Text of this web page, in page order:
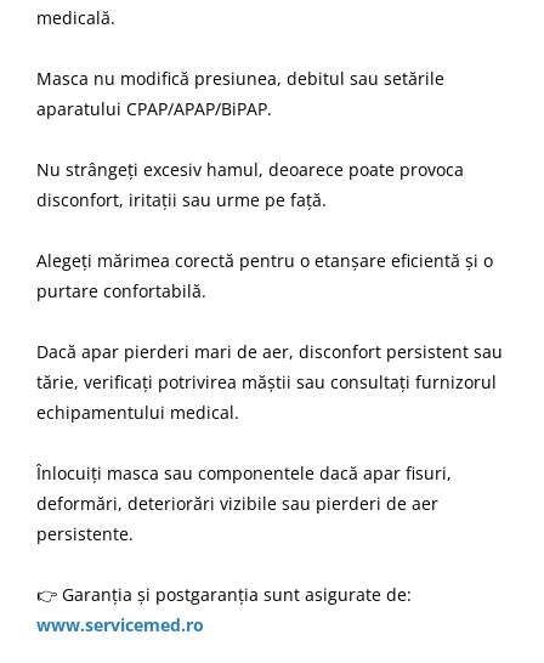
medicală.
Masca nu modifică presiunea, debitul sau setările
aparatului CPAP/APAP/BiPAP.
Nu strângeți excesiv hamul, deoarece poate provoca
disconfort, iritații sau urme pe față.
Alegeți mărimea corectă pentru o etanșare eficientă și o
purtare confortabilă.
Dacă apar pierderi mari de aer, disconfort persistent sau
tărie, verificați potrivirea măștii sau consultați furnizorul
echipamentului medical.
Înlocuiți masca sau componentele dacă apar fisuri,
deformări, deteriorări vizibile sau pierderi de aer
persistente.
👉 Garanția și postgaranția sunt asigurate de:
www.servicemed.ro